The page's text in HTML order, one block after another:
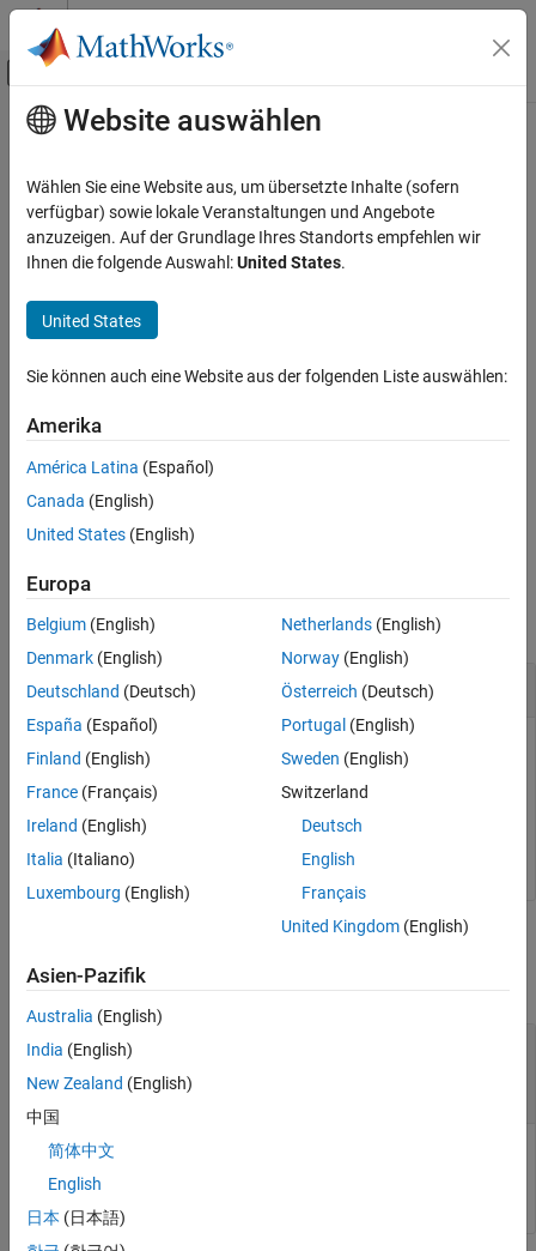
Weiter zum Inhalt
Umschaltung für Off-Canvas-
Startseite der Dokumentation
Embedded Coder
Code and Tool Customization
Code Replacement Customization
Library Development
Code and Tool Customization
Operator Replacement
Code Replacement Customization
Fixed-Point Operator Replacement
RTW.TflCOperationEntry
ON THIS PAGE
Syntax
Description
Version History
See Also
Hauptinhalt
RTW.TflCOperationEntry
Create code replacement table entry for an operator
collapse all in page
obj = RTW.TflCOperationEntry
replacement table entry for an operator. The entry maps a
(replacement) representation.
example
Examples
collapse all
Create Table Entry for Operator
This example shows how to create a code replacement table
entry for an operator,
hEnt = RTW.TflCOperationEntry;
collapse all
obj— Handle to code replacement table entry
for an operator
handle
Theobj
entry for an operator.
Website auswählen
Wählen Sie eine Website aus, um übersetzte Inhalte (sofern
verfügbar) sowie lokale Veranstaltungen und Angebote
anzuzeigen. Auf der Grundlage Ihres Standorts empfehlen wir
Ihnen die folgende Auswahl:United States.
United States
Sie können auch eine Website aus der folgenden Liste auswählen:
Amerika
América Latina (Español)
Canada (English)
United States (English)
Europa
Belgium (English)
Denmark (English)
Deutschland (Deutsch)
España (Español)
Finland (English)
France (Français)
Ireland (English)
Italia (Italiano)
Luxembourg (English)
Netherlands(English)
Norway(English)
Österreich (Deutsch)
Portugal (English)
Sweden (English)
Switzerland
Deutsch
English
Français
United Kingdom(English)
Asien-Pazifik
Australia (English)
India (English)
New Zealand (English)
中国
简体中文
English
日本 (日本語)